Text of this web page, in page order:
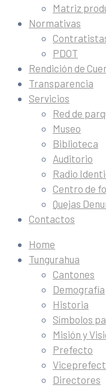
Matriz
Normativas
PDOT
Rendición de
Transparencia
Servicios
Red de
Museo
Biblioteca
Auditorio
Radio
Centro de
Quejas
Contactos
Home
Tungurahua
Cantones
Demografía
Historia
Símbolos
Misión y
Prefecto
Directores